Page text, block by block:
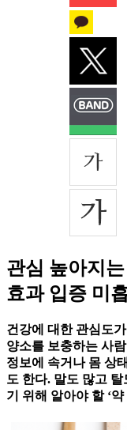
관심 높아지
효과 입증 미
건강에 대한 관심도
양소를 보충하는 사
정보에 속거나 몸 상
도 한다. 말도 많고
기 위해 알아야 할 ‘